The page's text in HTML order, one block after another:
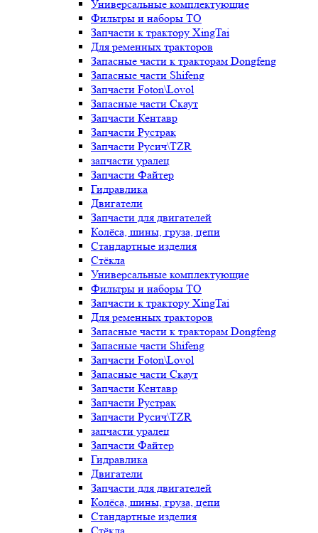
Универсальные комплектующие
Фильтры и наборы ТО
Запчасти к трактору XingTai
Для ременных тракторов
Запасные части к тракторам Dongfeng
Запасные части Shifeng
Запчасти Foton\Lovol
Запасные части Скаут
Запчасти Кентавр
Запчасти Рустрак
Запчасти Русич\TZR
запчасти уралец
Запчасти Файтер
Гидравлика
Двигатели
Запчасти для двигателей
Колёса, шины, груза, цепи
Стандартные изделия
Стёкла
Универсальные комплектующие
Фильтры и наборы ТО
Запчасти к трактору XingTai
Для ременных тракторов
Запасные части к тракторам Dongfeng
Запасные части Shifeng
Запчасти Foton\Lovol
Запасные части Скаут
Запчасти Кентавр
Запчасти Рустрак
Запчасти Русич\TZR
запчасти уралец
Запчасти Файтер
Гидравлика
Двигатели
Запчасти для двигателей
Колёса, шины, груза, цепи
Стандартные изделия